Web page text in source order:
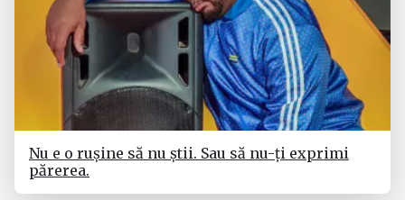
Nu e o rușine să nu știi. Sau să nu-ți exprimi
părerea.